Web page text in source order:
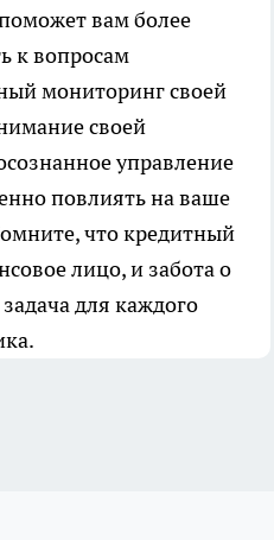
вам более
к вопросам
мониторинг своей
своей
управление
повлиять на ваше
что кредитный
лицо, и забота о
для каждого